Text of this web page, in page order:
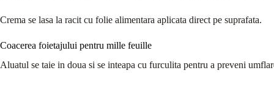
Crema se lasa la racit cu folie alimentara aplicata direct pe suprafata.
Coacerea foietajului pentru mille feuille
Aluatul se taie in doua si se inteapa cu furculita pentru a preveni